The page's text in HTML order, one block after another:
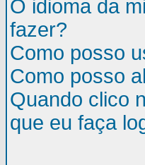
O idioma da
fazer?
Como posso
Como posso
Quando clico
que eu faça